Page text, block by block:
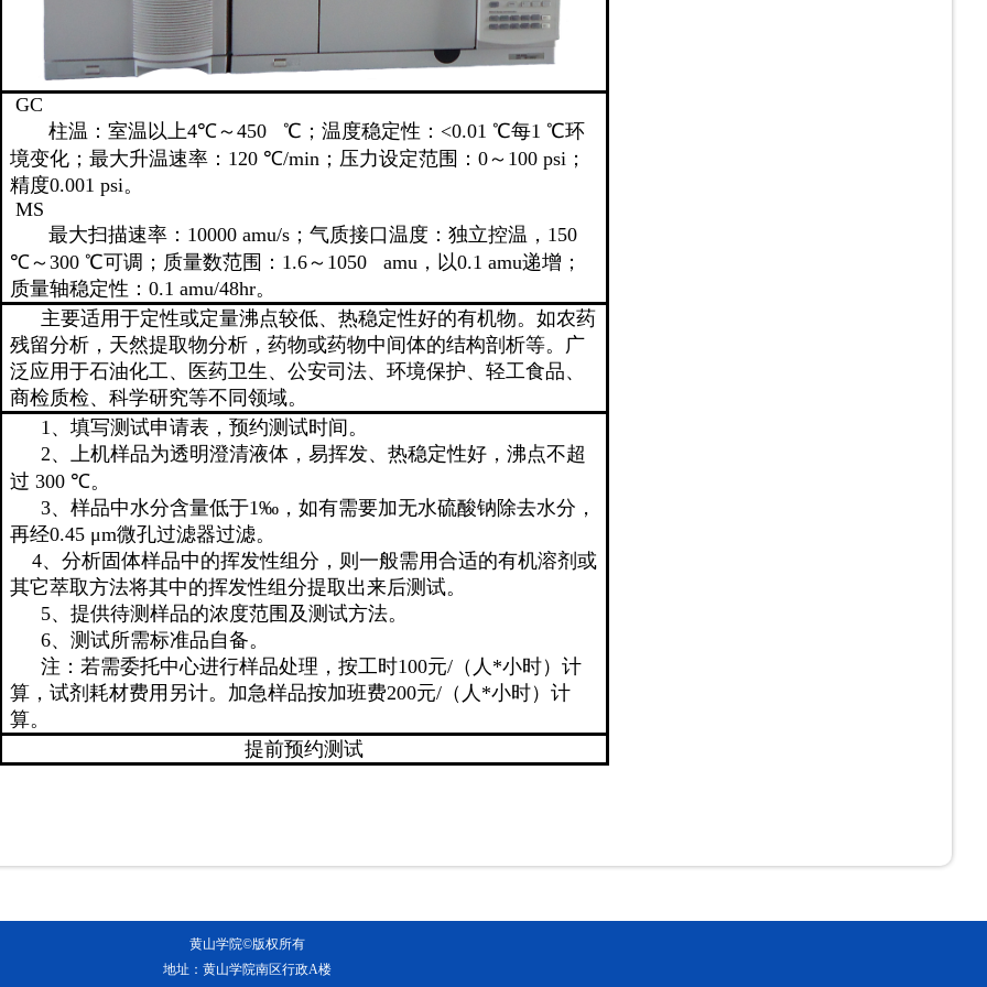
GC
柱温：室温以上4℃～ 450 ℃ ；温度稳定性： <0.01 ℃每1 ℃环
境变化；最大升温速率： 120 ℃/min；压力设定范围： 0～ 100 psi；
精度0.001 psi。
MS
最大扫描速率： 10000 amu/s；气质接口温度：独立控温， 150
℃～ 300 ℃可调；质量数范围： 1.6～ 1050 amu，以0.1 amu递增；
质量轴稳定性： 0.1 amu/48hr。
主要适用于定性或定量沸点较低、热稳定性好的有机物。如农药
残留分析，天然提取物分析，药物或药物中间体的结构剖析等。广
泛应用于石油化工、医药卫生、公安司法、环境保护、轻工食品、
商检质检、科学研究等不同领域。
1、填写测试申请表，预约测试时间。
2、上机样品为透明澄清液体，易挥发、热稳定性好，沸点不超
过 300 ℃。
3、样品中水分含量低于1‰，如有需要加无水硫酸钠除去水分，
再经0.45 μm微孔过滤器过滤。
4、分析固体样品中的挥发性组分，则一般需用合适的有机溶剂或
其它萃取方法将其中的挥发性组分提取出来后测试。
5、提供待测样品的浓度范围及测试方法。
6、测试所需标准品自备。
注：若需委托中心进行样品处理，按工时100元/（人 *小时）计
算，试剂耗材费用另计。加急样品按加班费200元/（人 *小时）计
算。
提前预约测试
黄山学院©️版权所有
地址：黄山学院南区行政A楼